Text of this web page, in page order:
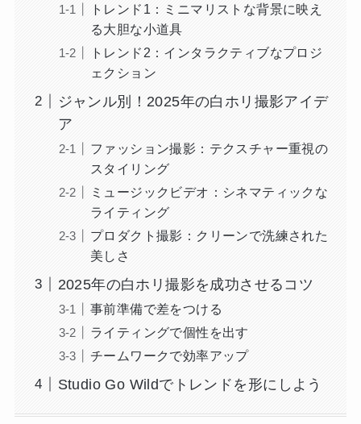
トレンド1：ミニマリストな背景に映え
る大胆な小道具
トレンド2：インタラクティブなプロジ
ェクション
ジャンル別！2025年の白ホリ撮影アイデ
ア
ファッション撮影：テクスチャー重視の
スタイリング
ミュージックビデオ：シネマティックな
ライティング
プロダクト撮影：クリーンで洗練された
美しさ
2025年の白ホリ撮影を成功させるコツ
事前準備で差をつける
ライティングで個性を出す
チームワークで効率アップ
Studio Go Wildでトレンドを形にしよう